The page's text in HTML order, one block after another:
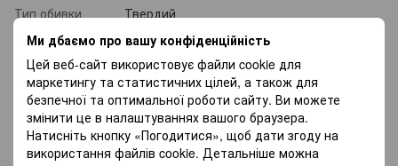
Ми дбаємо про вашу конфіденційність
Цей веб-сайт використовує файли cookie для
маркетингу та статистичних цілей, а також для
безпечної та оптимальної роботи сайту. Ви можете
змінити це в налаштуваннях вашого браузера.
Натисніть кнопку «Погодитися», щоб дати згоду на
використання файлів cookie. Детальніше можна
Тип обивки
Твердий
Висота
81 см
Розміри спинки
(ВхШ)
39 х 33,5 см
Розміри
сидіння (ШхГ)
45 х 40,5 см
Максимальне
навантаження
120 кг